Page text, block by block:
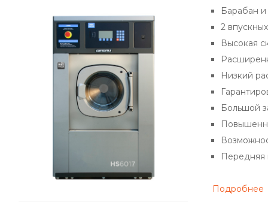
Барабан
2
Высокая
Низкий
Большой
Передняя
Подробнее